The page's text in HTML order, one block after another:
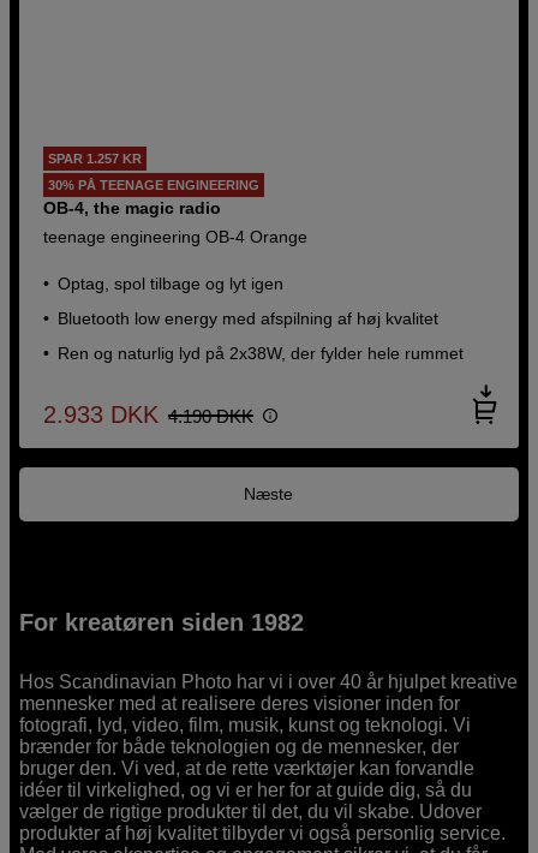
SPAR 1.257 KR
30% PÅ TEENAGE ENGINEERING
OB-4, the magic radio
teenage engineering OB-4 Orange
Optag, spol tilbage og lyt igen
Bluetooth low energy med afspilning af høj kvalitet
Ren og naturlig lyd på 2x38W, der fylder hele rummet
2.933 DKK 4.190 DKK
Næste
For kreatøren siden 1982
Hos Scandinavian Photo har vi i over 40 år hjulpet kreative
mennesker med at realisere deres visioner inden for
fotografi, lyd, video, film, musik, kunst og teknologi. Vi
brænder for både teknologien og de mennesker, der
bruger den. Vi ved, at de rette værktøjer kan forvandle
idéer til virkelighed, og vi er her for at guide dig, så du
vælger de rigtige produkter til det, du vil skabe. Udover
produkter af høj kvalitet tilbyder vi også personlig service.